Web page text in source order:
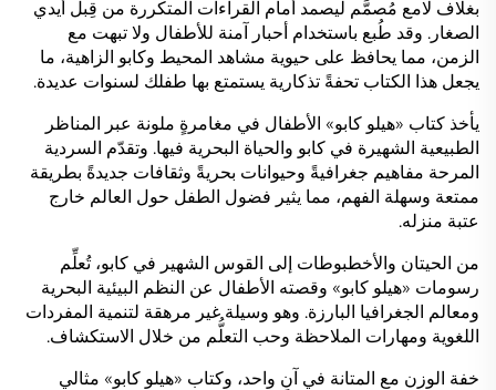
بغلاف لامع مُصمَّم ليصمد أمام القراءات المتكررة من قِبل أيدي
الصغار. وقد طُبع باستخدام أحبار آمنة للأطفال ولا تبهت مع
الزمن، مما يحافظ على حيوية مشاهد المحيط وكابو الزاهية، ما
يجعل هذا الكتاب تحفةً تذكارية يستمتع بها طفلك لسنوات عديدة.
يأخذ كتاب «هيلو كابو» الأطفال في مغامرةٍ ملونة عبر المناظر
الطبيعية الشهيرة في كابو والحياة البحرية فيها. وتقدّم السردية
المرحة مفاهيم جغرافيةً وحيوانات بحريةً وثقافات جديدةً بطريقة
ممتعة وسهلة الفهم، مما يثير فضول الطفل حول العالم خارج
عتبة منزله.
من الحيتان والأخطبوطات إلى القوس الشهير في كابو، تُعلِّم
رسومات «هيلو كابو» وقصته الأطفال عن النظم البيئية البحرية
ومعالم الجغرافيا البارزة. وهو وسيلة غير مرهقة لتنمية المفردات
اللغوية ومهارات الملاحظة وحب التعلُّم من خلال الاستكشاف.
خفة الوزن مع المتانة في آنٍ واحد، وكتاب «هيلو كابو» مثالي